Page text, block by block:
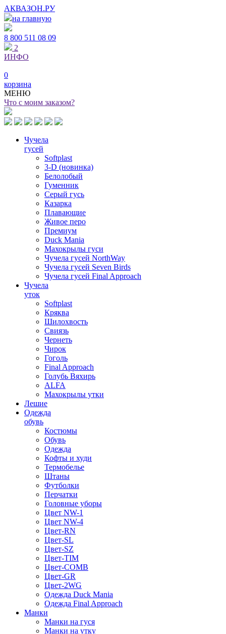
АКВАЗОН.РУ
на главную
8 800 511 08 09
2
ИНФО
0
корзина
МЕНЮ
Что с моим заказом?
Чучела
гусей
Softplast
3-D (новинка)
Белолобый
Гуменник
Серый гусь
Казарка
Плавающие
Живое перо
Премиум
Duck Mania
Махокрылы гуси
Чучела гусей NorthWay
Чучела гусей Seven Birds
Чучела гусей Final Approach
Чучела
уток
Softplast
Кряква
Шилохвость
Свиязь
Чернеть
Чирок
Гоголь
Final Approach
Голубь Вяхирь
ALFA
Махокрылы утки
Лешие
Одежда
обувь
Костюмы
Обувь
Одежда
Кофты и худи
Термобелье
Штаны
Футболки
Перчатки
Головные уборы
Цвет NW-1
Цвет NW-4
Цвет-RN
Цвет-SL
Цвет-SZ
Цвет-TIM
Цвет-COMB
Цвет-GR
Цвет-2WG
Одежда Duck Mania
Одежда Final Approach
Манки
Манки на гуся
Манки на утку